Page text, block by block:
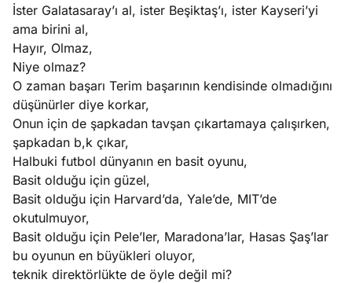
İster Galatasaray’ı al, ister Beşiktaş’ı, ister Kayseri’yi
ama birini al,
Hayır, Olmaz,
Niye olmaz?
O zaman başarı Terim başarının kendisinde olmadığını
düşünürler diye korkar,
Onun için de şapkadan tavşan çıkartamaya çalışırken,
şapkadan b,k çıkar,
Halbuki futbol dünyanın en basit oyunu,
Basit olduğu için güzel,
Basit olduğu için Harvard’da, Yale’de, MIT’de
okutulmuyor,
Basit olduğu için Pele’ler, Maradona’lar, Hasas Şaş’lar
bu oyunun en büyükleri oluyor,
teknik direktörlükte de öyle değil mi?